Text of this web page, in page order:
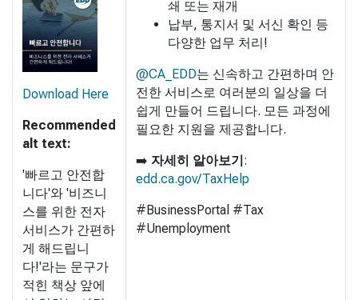
Download Here
Recommended
alt text:
'빠르고 안전합
니다'와 '비즈니
스를 위한 전자
서비스가 간편하
게 해드립니
다!'라는 문구가
적힌 책상 앞에
쇄 또는 재개
납부, 통지서 및 서신 확인 등
다양한 업무 처리!
@CA_EDD는 신속하고 간편하며 안
전한 서비스로 여러분의 일상을 더
쉽게 만들어 드립니다. 모든 과정에
필요한 지원을 제공합니다.
➡️ 자세히 알아보기:
edd.ca.gov/TaxHelp
#BusinessPortal #Tax
#Unemployment